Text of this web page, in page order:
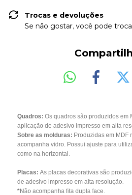
Trocas e devoluções
Se não gostar, você pode
Quadros: Os quadros são produzidos em
aplicação de adesivo impresso em alta
Sobre as molduras: Produzidas em MDF
acompanha vidro. Possui ajuste para
como na horizontal.
Placas: As placas decorativas são
de adesivo impresso em alta resolução.
*Não acompanha fita dupla face.